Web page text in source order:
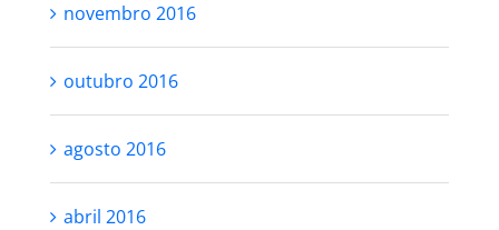
novembro 2016
outubro 2016
agosto 2016
abril 2016